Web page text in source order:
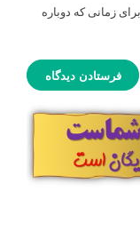
زمانی که دوباره